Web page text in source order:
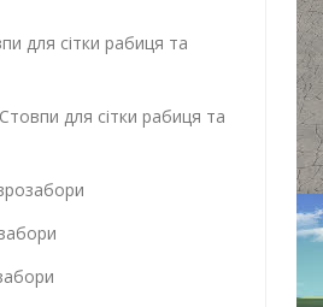
для сітки рабиця та
Стовпи для сітки рабиця та